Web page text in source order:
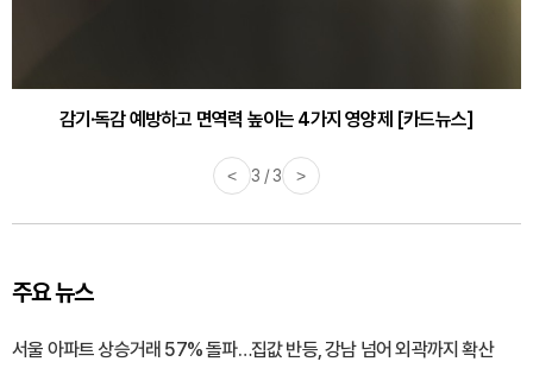
감기·독감 예방하고 면역력 높이는 4가지 영양제 [카드뉴스]
< 3 / 3 >
주요 뉴스
서울 아파트 상승거래 57% 돌파…집값 반등, 강남 넘어 외곽까지 확산